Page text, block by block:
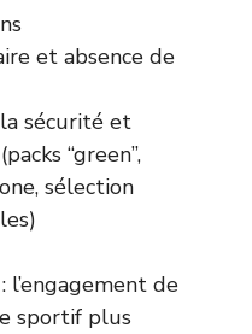
et absence de
sécurité et
“green”,
sélection
de
sportif plus